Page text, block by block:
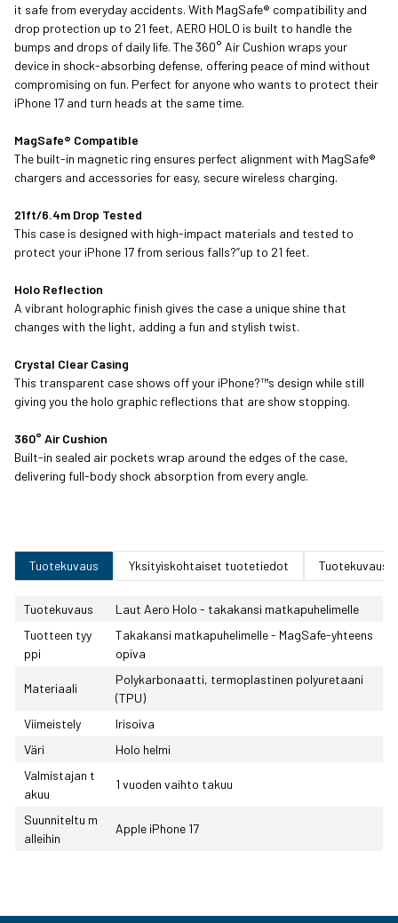
it safe from everyday accidents. With MagSafe® compatibility and
drop protection up to 21 feet, AERO HOLO is built to handle the
bumps and drops of daily life. The 360° Air Cushion wraps your
device in shock-absorbing defense, offering peace of mind without
compromising on fun. Perfect for anyone who wants to protect their
iPhone 17 and turn heads at the same time.
MagSafe® Compatible
The built-in magnetic ring ensures perfect alignment with MagSafe®
chargers and accessories for easy, secure wireless charging.
21ft/6.4m Drop Tested
This case is designed with high-impact materials and tested to
protect your iPhone 17 from serious falls?”up to 21 feet.
Holo Reflection
A vibrant holographic finish gives the case a unique shine that
changes with the light, adding a fun and stylish twist.
Crystal Clear Casing
This transparent case shows off your iPhone?™s design while still
giving you the holo graphic reflections that are show stopping.
360° Air Cushion
Built-in sealed air pockets wrap around the edges of the case,
delivering full-body shock absorption from every angle.
Tuotekuvaus Yksityiskohtaiset tuotetiedot Tuotekuvaus
Tuotekuvaus
Laut Aero Holo - takakansi matkapuhelimelle
Tuotteen tyy
ppi
Takakansi matkapuhelimelle - MagSafe-yhteens
opiva
Materiaali
Polykarbonaatti, termoplastinen polyuretaani
(TPU)
Viimeistely
Irisoiva
Väri
Holo helmi
Valmistajan t
akuu
1 vuoden vaihto takuu
Suunniteltu m
alleihin
Apple iPhone 17